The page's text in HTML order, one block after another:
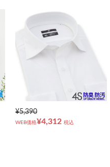
¥5,390
WEB価格¥4,312 税込